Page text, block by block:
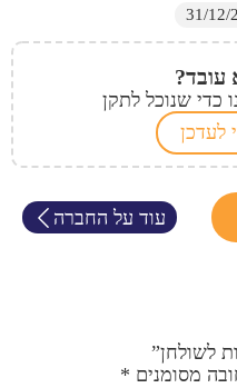
עובד?
כדי שנוכל לתקן
לעדכן
עוד על החברה
לשולחן”
מסומנים *